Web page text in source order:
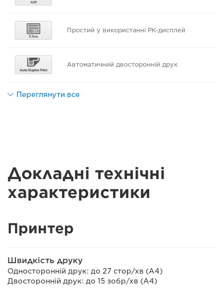
Простий у використанні РК-дисплей
Автоматичний двосторонній друк
Переглянути все
Докладні технічні
характеристики
Принтер
Швидкість друку
Односторонній друк: до 27 стор/хв (A4)
Двосторонній друк: до 15 зобр/хв (A4)